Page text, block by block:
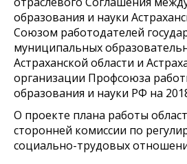
образования и науки
Союзом работодателей
муниципальных
Астраханской области и
организации Профсоюза
образования и науки РФ на
О проекте плана работы
сторонней комиссии по
социально-трудовых